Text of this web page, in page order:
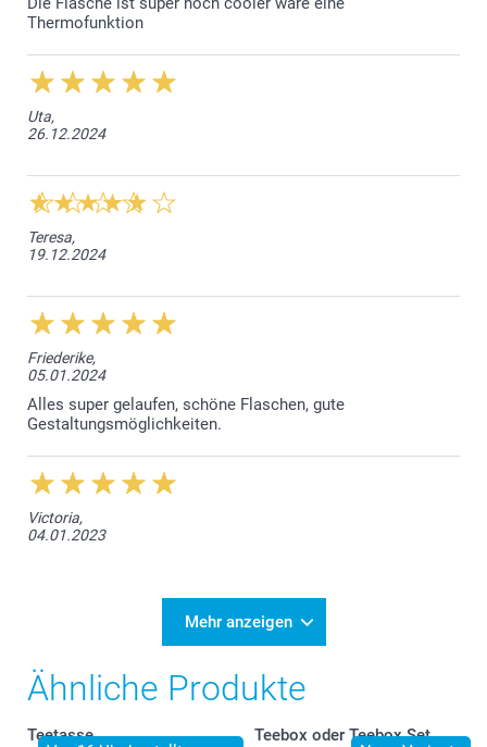
Thermofunktion
Uta,
26.12.2024
Teresa,
19.12.2024
Friederike,
05.01.2024
Alles super gelaufen, schöne Flaschen, gute
Gestaltungsmöglichkeiten.
Victoria,
04.01.2023
Mehr anzeigen
Ähnliche Produkte
Teetasse
Teebox oder Teebox Set